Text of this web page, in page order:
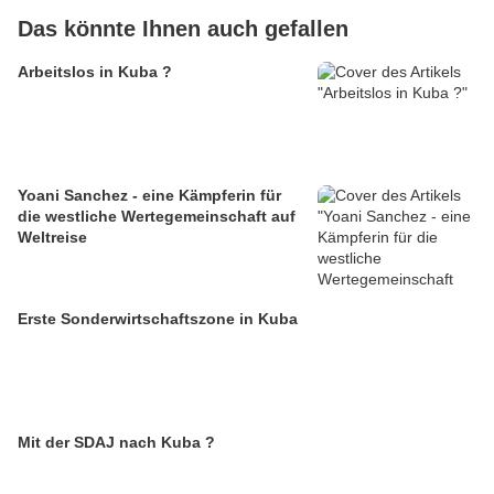
Das könnte Ihnen auch gefallen
Arbeitslos in Kuba ?
Yoani Sanchez - eine Kämpferin für
die westliche Wertegemeinschaft auf
Weltreise
Erste Sonderwirtschaftszone in Kuba
Mit der SDAJ nach Kuba ?